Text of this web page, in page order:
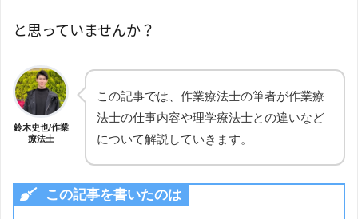
と思っていませんか？
鈴木史也/作業
療法士
この記事では、作業療法士の筆者が作業療
法士の仕事内容や理学療法士との違いなど
について解説していきます。
この記事を書いたのは